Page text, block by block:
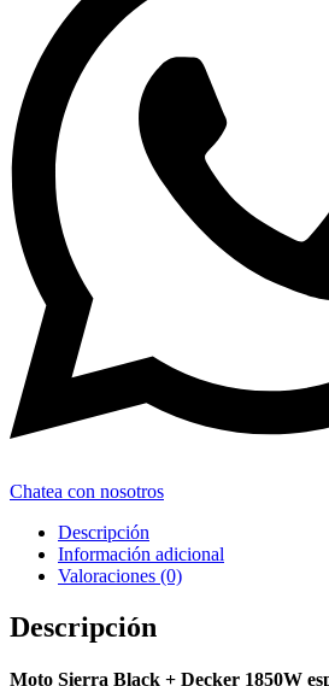
Chatea con nosotros
Descripción
Información adicional
Valoraciones (0)
Descripción
Moto Sierra Black + Decker 1850W